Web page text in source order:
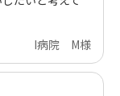
I病院 M様